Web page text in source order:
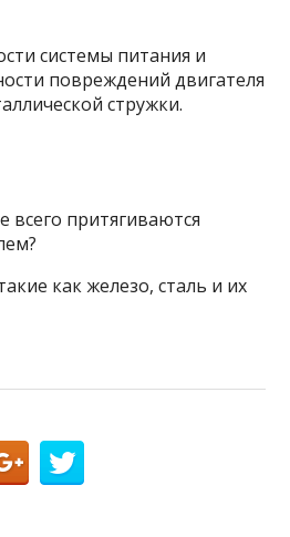
системы питания и
повреждений двигателя
стружки.
всего притягиваются
как железо, сталь и их